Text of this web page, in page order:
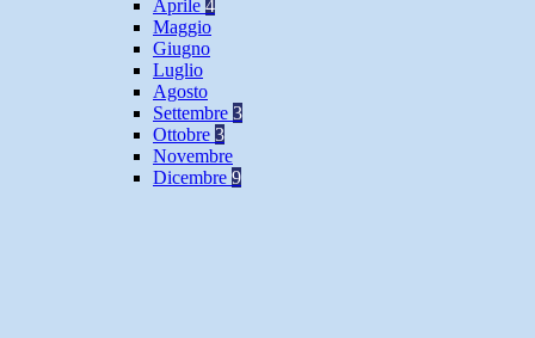
Aprile 4
Maggio
Giugno
Luglio
Agosto
Settembre 3
Ottobre 3
Novembre
Dicembre 9